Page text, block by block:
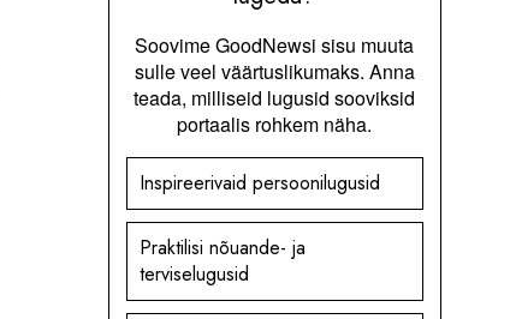
Soovime GoodNewsi sisu muuta
sulle veel väärtuslikumaks. Anna
teada, milliseid lugusid sooviksid
portaalis rohkem näha.
Inspireerivaid persoonilugusid
Praktilisi nõuande- ja
terviselugusid